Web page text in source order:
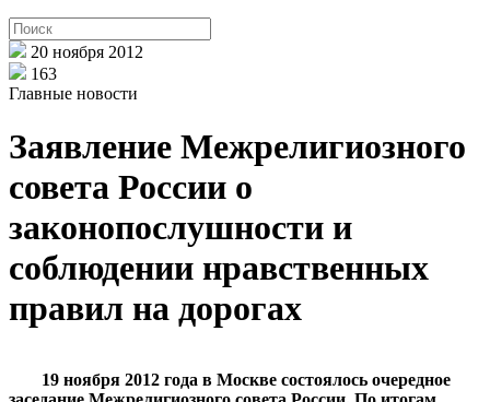
20 ноября 2012
163
Главные новости
Заявление Межрелигиозного
совета России о
законопослушности и
соблюдении нравственных
правил на дорогах
19 ноября 2012 года в Москве состоялось очередное